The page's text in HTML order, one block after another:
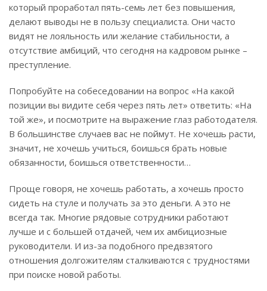
который проработал пять-семь лет без повышения,
делают выводы не в пользу специалиста. Они часто
видят не лояльность или желание стабильности, а
отсутствие амбиций, что сегодня на кадровом рынке –
преступление.
Попробуйте на собеседовании на вопрос «На какой
позиции вы видите себя через пять лет» ответить: «На
той же», и посмотрите на выражение глаз работодателя.
В большинстве случаев вас не поймут. Не хочешь расти,
значит, не хочешь учиться, боишься брать новые
обязанности, боишься ответственности…
Проще говоря, не хочешь работать, а хочешь просто
сидеть на стуле и получать за это деньги. А это не
всегда так. Многие рядовые сотрудники работают
лучше и с большей отдачей, чем их амбициозные
руководители. И из-за подобного предвзятого
отношения долгожителям сталкиваются с трудностями
при поиске новой работы.